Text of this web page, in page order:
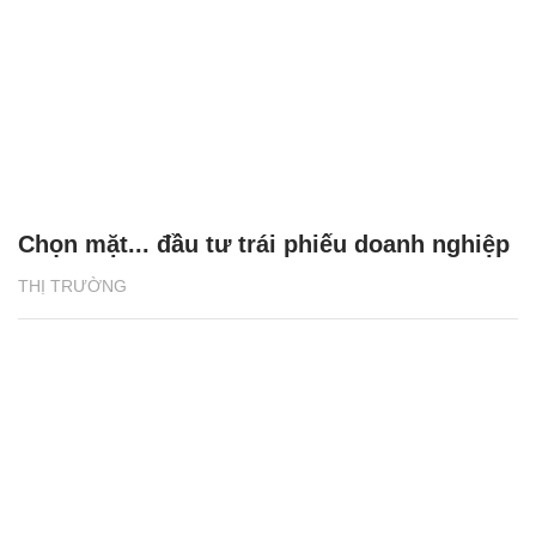
THỊ TRƯỜNG
Chọn mặt... đầu tư trái phiếu doanh nghiệp